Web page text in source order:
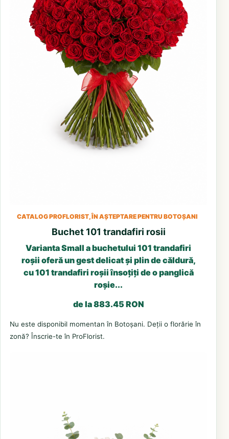
CATALOG PROFLORIST, ÎN AȘTEPTARE PENTRU BOTOȘANI
Buchet 101 trandafiri rosii
Varianta Small a buchetului 101 trandafiri
roșii oferă un gest delicat și plin de căldură,
cu 101 trandafiri roșii însoțiți de o panglică
roșie...
de la 883.45 RON
Nu este disponibil momentan în Botoșani. Deții o florărie în
zonă? Înscrie-te în ProFlorist.